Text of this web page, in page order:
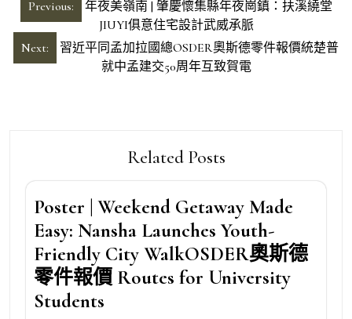
章
導
Previous:
年夜美嶺南 | 肇慶懷集縣年夜崗鎮：扶溪繞堂
JIUYI俱意住宅設計武威承脈
Next:
習近平同孟加拉國總OSDER奧斯德零件報價統楚普
就中孟建交50周年互致賀電
Related Posts
Poster | Weekend Getaway Made
Easy: Nansha Launches Youth-
Friendly City WalkOSDER奧斯德
零件報價 Routes for University
Students